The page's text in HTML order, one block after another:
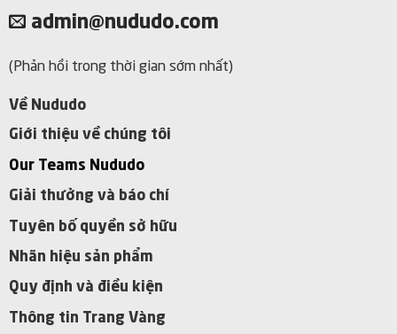
admin@nududo.com
(Phản hồi trong thời gian sớm nhất)
Về Nududo
Giới thiệu về chúng tôi
Our Teams Nududo
Giải thưởng và báo chí
Tuyên bố quyền sở hữu
Nhãn hiệu sản phẩm
Quy định và điều kiện
Thông tin Trang Vàng